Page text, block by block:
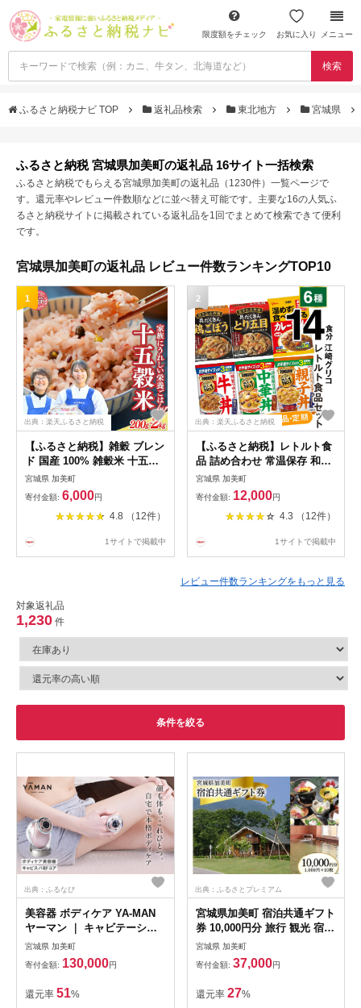
限度額をチェック お気に入り メニュー
検索
ふるさと納税ナビ TOP 返礼品検索 東北地方 宮城県
ふるさと納税 宮城県加美町の返礼品 16サイト一括検索
ふるさと納税でもらえる宮城県加美町の返礼品（1230件）一覧ページで
す。還元率やレビュー件数順などに並べ替え可能です。主要な16の人気ふ
るさと納税サイトに掲載されている返礼品を1回でまとめて検索できて便利
です。
宮城県加美町の返礼品 レビュー件数ランキングTOP10
1
出典：楽天ふるさと納税
【ふるさと納税】雑穀 ブレン
ド 国産 100% 雑穀米 十五穀
米 選べる 200g 200g×3 雑穀
ご飯 黒米 発芽玄米 もち米 押
し麦 たかきび 赤米 そば あわ
きび ひえ 小豆 青大豆 黒大豆
『 幻の雑穀クリエイター監修
宮城県 加美町
寄付金額: 6,000円
4.8 （12件）
1サイトで掲載中
2
出典：楽天ふるさと納税
【ふるさと納税】レトルト食
品 詰め合わせ 常温保存 和風
おかず カレー 牛丼 中華丼 (6
種14食分) 食べ比べ セット 1
回 3回 6回 12回 単品 定期便 [
グリコ 宮城県 加美町 gm-
常温 レンジ 非常食 湯煎 キャ
食
宮城県 加美町
寄付金額: 12,000円
4.3 （12件）
1サイトで掲載中
レビュー件数ランキングをもっと見る
対象返礼品
1,230 件
条件を絞る
出典：ふるなび
美容器 ボディケア YA-MAN
ヤーマン ｜ キャビテーショ
ン フェイスケア 超音波 EMS
ラジオ波 RF 家庭用 防水 お
風呂 エステ プレゼント ギフ
ト キャビスパRFコア
HRF17P 宮城県 加美町
宮城県 加美町
寄付金額: 130,000円
還元率 51%
出典：ふるさとプレミアム
宮城県加美町 宿泊共通ギフト
券 10,000円分 旅行 観光 宿泊
券 旅行券 / 加美町振興公社 /
宮城県 加美町 [44580478]
宮城県 加美町
寄付金額: 37,000円
還元率 27%